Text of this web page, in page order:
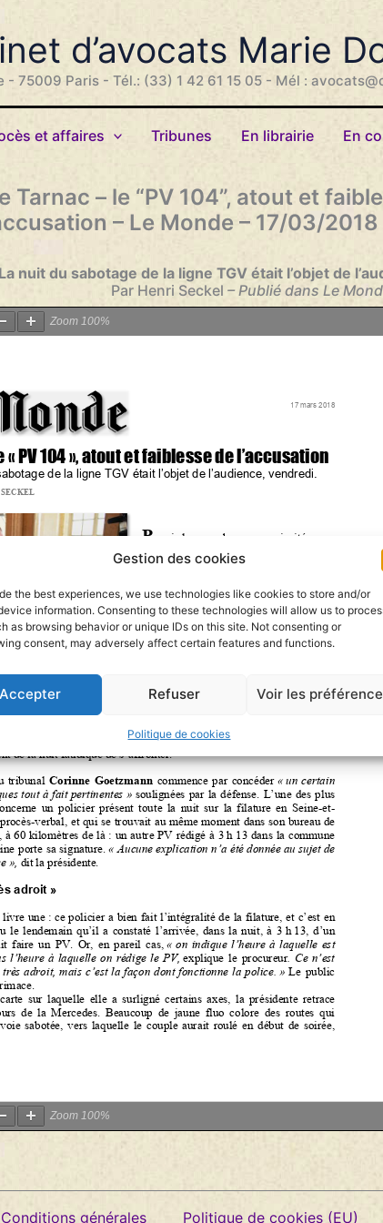
Gestion des cookies
the best experiences, we use technologies like cookies to store and/or
information. Consenting to these technologies will allow us to
as browsing behavior or unique IDs on this site. Not consenting or
consent, may adversely affect certain features and functions.
Accepter Refuser Voir les
Politique de cookies
d’avocats Marie
- 75009 Paris - Tél.: (33) 1 42 61 15 05 - Mél :
et affaires Tribunes En librairie En
Tarnac – le “PV 104”, atout et
– Le Monde – 17/03/2018
La nuit du sabotage de la ligne TGV était l’objet de
Par Henri Seckel – Publié dans Le
Zoom 100%
Zoom 100%
Conditions générales Politique de cookies (EU)